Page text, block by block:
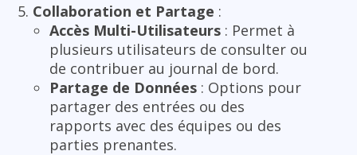
Collaboration et Partage :
Accès Multi-Utilisateurs : Permet à
plusieurs utilisateurs de consulter ou
de contribuer au journal de bord.
Partage de Données : Options pour
partager des entrées ou des
rapports avec des équipes ou des
parties prenantes.